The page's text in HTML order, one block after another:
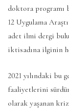
doktora programı
12 Uygulama
adet ilmi dergi
iktisadına ilginin
2021 yılındaki bu
faaliyetlerini
olarak yaşanan